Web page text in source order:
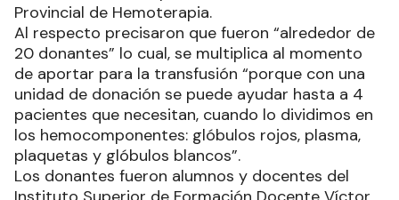
Provincial de Hemoterapia.
Al respecto precisaron que fueron “alrededor de
20 donantes” lo cual, se multiplica al momento
de aportar para la transfusión “porque con una
unidad de donación se puede ayudar hasta a 4
pacientes que necesitan, cuando lo dividimos en
los hemocomponentes: glóbulos rojos, plasma,
plaquetas y glóbulos blancos”.
Los donantes fueron alumnos y docentes del